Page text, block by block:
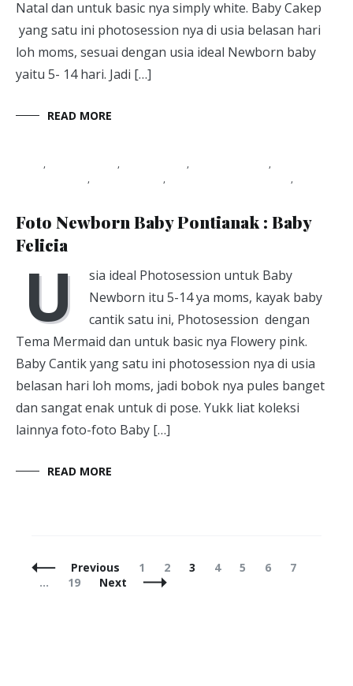
Natal dan untuk basic nya simply white. Baby Cakep
yang satu ini photosession nya di usia belasan hari
loh moms, sesuai dengan usia ideal Newborn baby
yaitu 5- 14 hari. Jadi […]
READ MORE
, , ,
,
, ,
,
Foto Newborn Baby Pontianak : Baby
Felicia
U
sia ideal Photosession untuk Baby
Newborn itu 5-14 ya moms, kayak baby
cantik satu ini, Photosession dengan
Tema Mermaid dan untuk basic nya Flowery pink.
Baby Cantik yang satu ini photosession nya di usia
belasan hari loh moms, jadi bobok nya pules banget
dan sangat enak untuk di pose. Yukk liat koleksi
lainnya foto-foto Baby […]
READ MORE
Posts
Navigation
Previous Page
1 Page
2 Page
3 Page
4 Page
5 Page
6 Page
7
…
Page
19 Next